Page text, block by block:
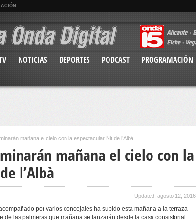
NOTICIAS DEPORTES PODCAST PROGRAMACIÓN
mañana el cielo con la espectacular Nit de l’Albà
mañana el cielo con la
l’Albà
Updated: agosto 12, 2016
por varios concejales ha subido esta mañana a la terraza
de las palmeras que mañana se lanzarán desde la casa consistorial.